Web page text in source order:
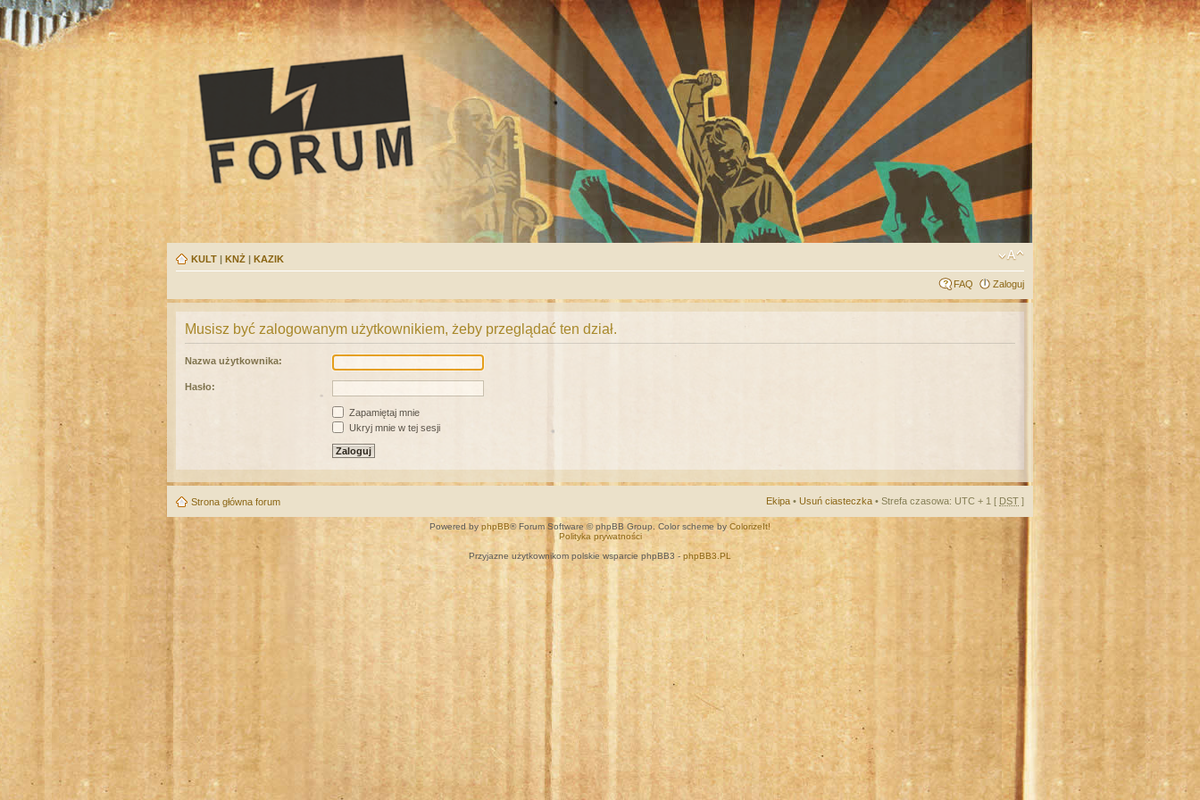
KULT | KNŻ | KAZIK
FAQ Zaloguj
Musisz być zalogowanym użytkownikiem, żeby przeglądać ten dział.
Nazwa użytkownika:
Hasło:
Zapamiętaj mnie
Ukryj mnie w tej sesji
Strona główna forum Ekipa • Usuń ciasteczka • Strefa czasowa: UTC + 1 [ DST ]
Powered by phpBB® Forum Software © phpBB Group. Color scheme by ColorizeIt!
Polityka prywatności
Przyjazne użytkownikom polskie wsparcie phpBB3 - phpBB3.PL